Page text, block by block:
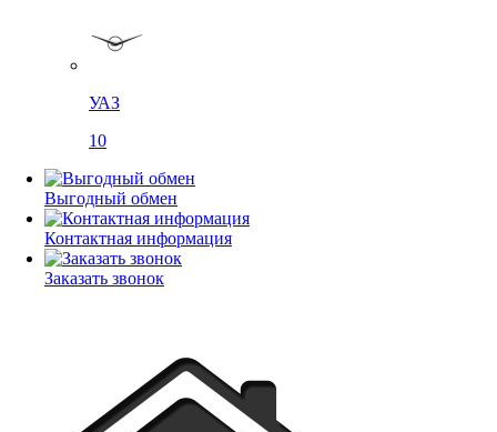
УАЗ
10
Выгодный обмен
Контактная информация
Заказать звонок